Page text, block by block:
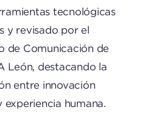
tecnológicas
y revisado por el
de Comunicación de
León, destacando la
entre innovación
humana.